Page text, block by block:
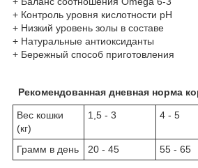
+ Контроль уровня кислотности рН
+ Низкий уровень золы в составе
+ Натуральные антиоксиданты
+ Бережный способ приготовления
Рекомендованная дневная норма
Вес кошки
(кг)
1,5 - 3 4 - 5
Грамм в день 20 - 45 55 - 65